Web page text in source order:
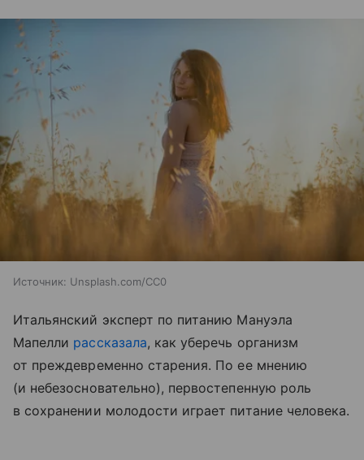
Источник: Unsplash.com/CC0
Итальянский эксперт по питанию Мануэла
Мапелли рассказала, как уберечь организм
от преждевременно старения. По ее мнению
(и небезосновательно), первостепенную роль
в сохранении молодости играет питание человека.